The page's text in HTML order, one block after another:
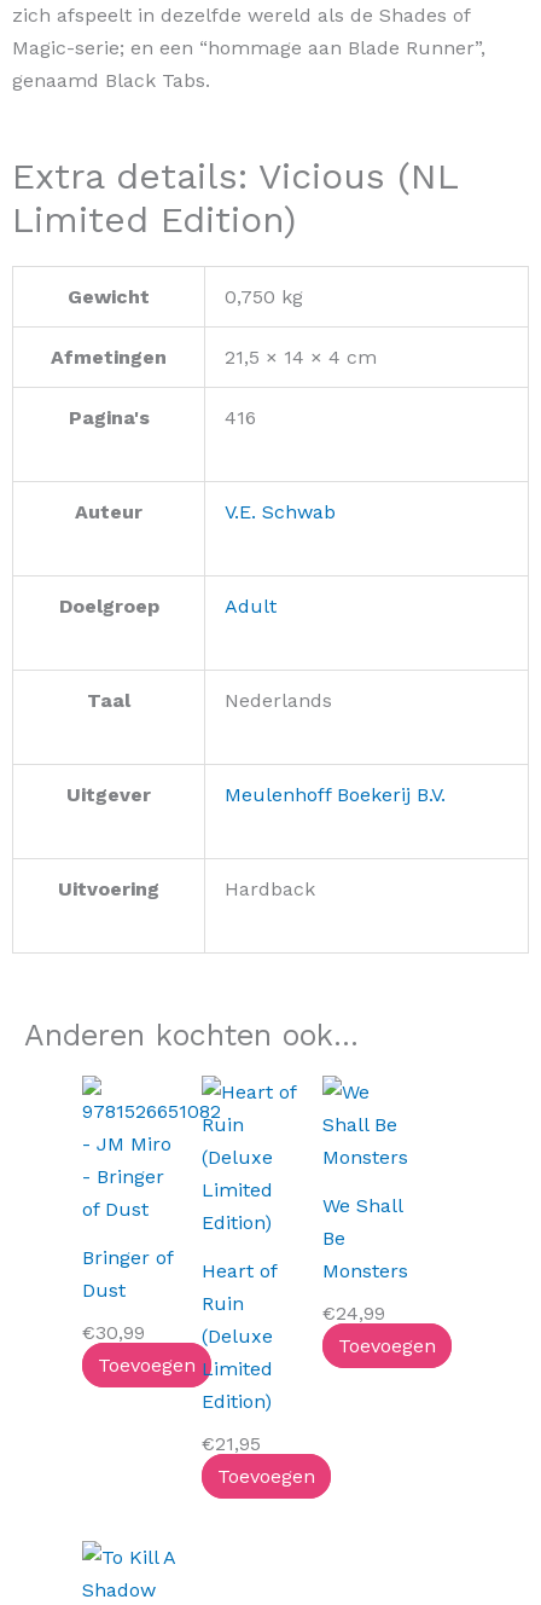
zich afspeelt in dezelfde wereld als de Shades of
Magic-serie; en een “hommage aan Blade Runner”,
genaamd Black Tabs.
Extra details: Vicious (NL
Limited Edition)
Gewicht 0,750 kg
Afmetingen 21,5 × 14 × 4 cm
Pagina's 416
Auteur V.E. Schwab
Doelgroep Adult
Taal Nederlands
Uitgever Meulenhoff Boekerij B.V.
Uitvoering Hardback
Anderen kochten ook...
Bringer of
Dust
€30,99
Toevoegen
Heart of
Ruin
(Deluxe
Limited
Edition)
€21,95
Toevoegen
We Shall
Be
Monsters
€24,99
Toevoegen